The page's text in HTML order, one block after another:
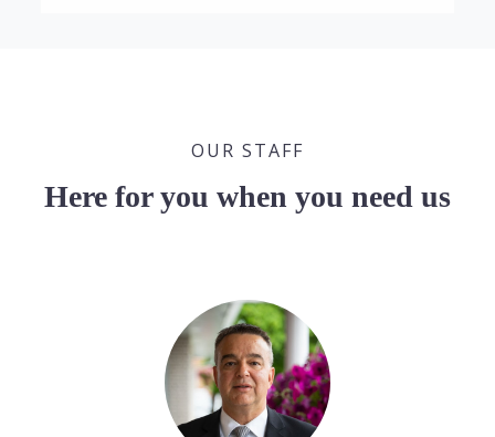
OUR STAFF
Here for you when you need us